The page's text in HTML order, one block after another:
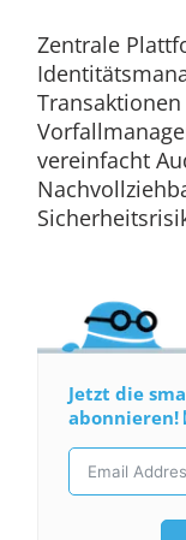
Zentrale
vereinfacht
Jetzt die
abonnieren!